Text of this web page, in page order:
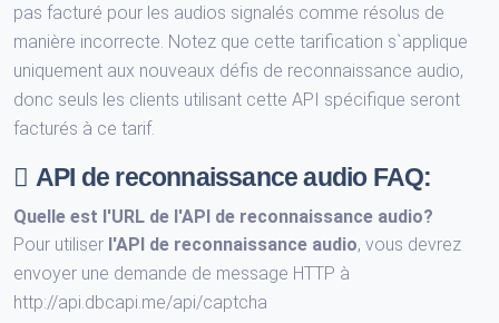
pas facturé pour les audios signalés comme résolus de
manière incorrecte. Notez que cette tarification s`applique
uniquement aux nouveaux défis de reconnaissance audio,
donc seuls les clients utilisant cette API spécifique seront
facturés à ce tarif.
API de reconnaissance audio FAQ:
Quelle est l'URL de l'API de reconnaissance audio?
Pour utiliser l'API de reconnaissance audio, vous devrez
envoyer une demande de message HTTP à
http://api.dbcapi.me/api/captcha